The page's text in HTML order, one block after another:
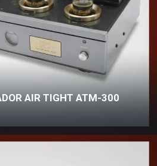
AIR TIGHT ATM-300